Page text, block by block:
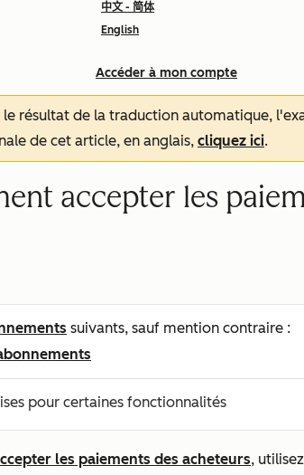
中文 - 简体
English
Accéder à mon compte
le résultat de la traduction automatique,
de cet article, en anglais, cliquez ici.
accepter les
suivants, sauf mention contraire :
pour certaines fonctionnalités
les paiements des acheteurs,